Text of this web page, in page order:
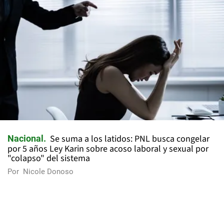
Nacional
Se suma a los latidos: PNL busca congelar
por 5 años Ley Karin sobre acoso laboral y sexual por
"colapso" del sistema
Por Nicole Donoso